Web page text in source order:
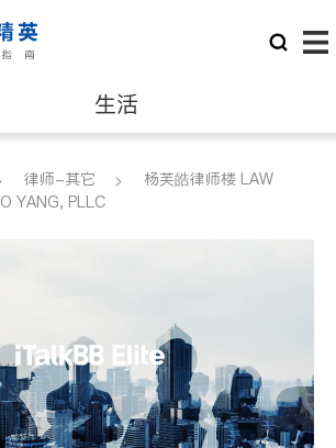
生活
律师
非盈利组织
律师-其它
杨芙皓律师楼 LAW
YANG, PLLC